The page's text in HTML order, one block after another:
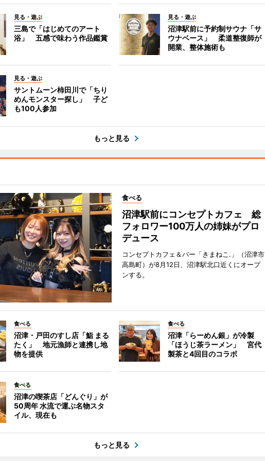
見る・遊ぶ
三島で「はじめてのアート
浴」 五感で味わう作品鑑賞
見る・遊ぶ
沼津駅前に予約制サウナ「サ
ウナベース」 柔道整復師が
開業、整体施術も
見る・遊ぶ
サントムーン柿田川で「ちり
めんモンスター探し」 子ど
も100人参加
もっと見る
食べる
沼津駅前にコンセプトカフェ 総
フォロワー100万人の姉妹がプロ
デュース
コンセプトカフェ＆バー「きまねこ.」（沼津市
高島町）が8月12日、沼津駅北口近くにオープ
ンする。
食べる
沼津・戸田のすし店「鮨 まる
たく」 地元漁師と連携し地
物を提供
食べる
沼津「らーめん銀」が冷製
「ほうじ茶ラーメン」 宮代
製茶と4回目のコラボ
食べる
沼津の喫茶店「どんぐり」が
50周年 水流で運ぶ名物スタ
イル、現在も
もっと見る